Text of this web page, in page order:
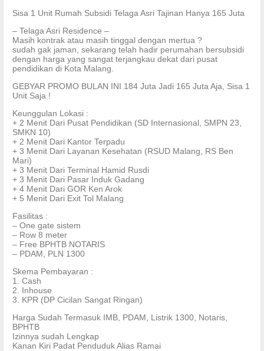
Sisa 1 Unit Rumah Subsidi Telaga Asri Tajinan Hanya 165 Juta
– Telaga Asri Residence –
Masih kontrak atau masih tinggal dengan mertua ?
sudah gak jaman, sekarang telah hadir perumahan bersubsidi
dengan harga yang sangat terjangkau dekat dari pusat
pendidikan di Kota Malang.
GEBYAR PROMO BULAN INI 184 Juta Jadi 165 Juta Aja, Sisa 1
Unit Saja !
Keunggulan Lokasi :
+ 2 Menit Dari Pusat Pendidikan (SD Internasional, SMPN 23,
SMKN 10)
+ 2 Menit Dari Kantor Terpadu
+ 3 Menit Dari Layanan Kesehatan (RSUD Malang, RS Ben
Mari)
+ 3 Menit Dari Terminal Hamid Rusdi
+ 3 Menit Dari Pasar Induk Gadang
+ 4 Menit Dari GOR Ken Arok
+ 5 Menit Dari Exit Tol Malang
Fasilitas :
– One gate sistem
– Row 8 meter
– Free BPHTB NOTARIS
– PDAM, PLN 1300
Skema Pembayaran :
1. Cash
2. Inhouse
3. KPR (DP Cicilan Sangat Ringan)
Harga Sudah Termasuk IMB, PDAM, Listrik 1300, Notaris,
BPHTB
Izinnya sudah Lengkap
Kanan Kiri Padat Penduduk Alias Ramai